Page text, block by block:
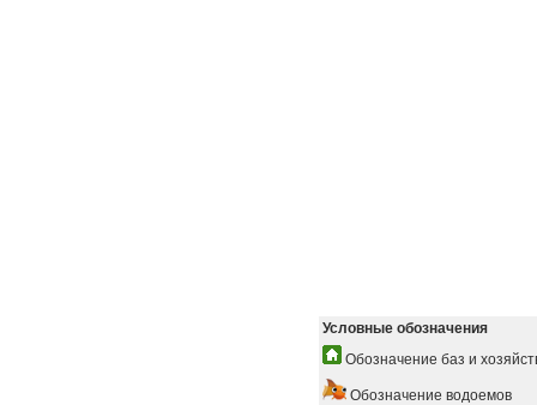
Условные обозначения
Обозначение баз и
Обозначение водоемов